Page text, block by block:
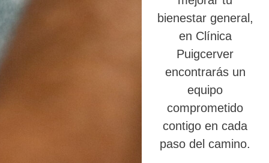
bienestar general,
en Clínica
Puigcerver
encontrarás un
equipo
comprometido
contigo en cada
paso del camino.